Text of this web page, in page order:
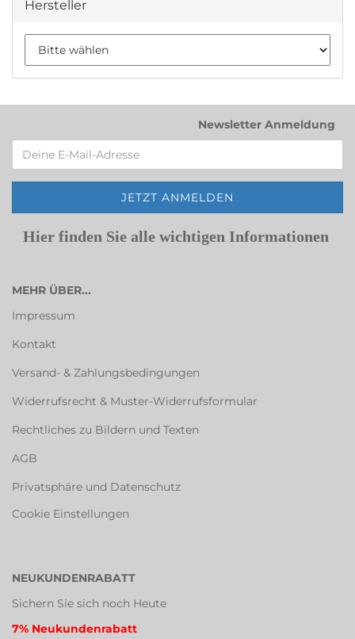
Hersteller
Newsletter Anmeldung
Hier finden Sie alle wichtigen Informationen
MEHR ÜBER...
Impressum
Kontakt
Versand- & Zahlungsbedingungen
Widerrufsrecht & Muster-Widerrufsformular
Rechtliches zu Bildern und Texten
AGB
Privatsphäre und Datenschutz
Cookie Einstellungen
NEUKUNDENRABATT
Sichern Sie sich noch Heute
7% Neukundenrabatt